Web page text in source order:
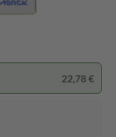
22,78 €